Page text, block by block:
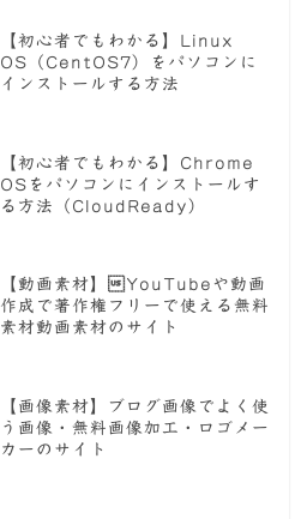
【初心者でもわかる】Linux
OS（CentOS7）をパソコンに
インストールする方法
【初心者でもわかる】Chrome
OSをパソコンにインストールす
る方法（CloudReady）
【動画素材】YouTubeや動画
作成で著作権フリーで使える無料
素材動画素材のサイト
【画像素材】ブログ画像でよく使
う画像・無料画像加工・ロゴメー
カーのサイト